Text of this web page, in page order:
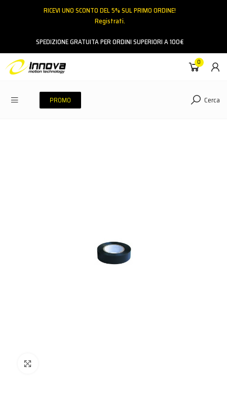
RICEVI UNO SCONTO DEL 5% SUL PRIMO ORDINE!
Registrati.
SPEDIZIONE GRATUITA PER ORDINI SUPERIORI A 100€
0
PROMO Cerca